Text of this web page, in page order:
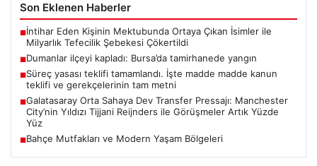
Son Eklenen Haberler
■İntihar Eden Kişinin Mektubunda Ortaya Çıkan İsimler ile
Milyarlık Tefecilik Şebekesi Çökertildi
■Dumanlar ilçeyi kapladı: Bursa’da tamirhanede yangın
■Süreç yasası teklifi tamamlandı. İşte madde madde kanun
teklifi ve gerekçelerinin tam metni
■Galatasaray Orta Sahaya Dev Transfer Pressajı: Manchester
City’nin Yıldızı Tijjani Reijnders ile Görüşmeler Artık Yüzde
Yüz
■Bahçe Mutfakları ve Modern Yaşam Bölgeleri